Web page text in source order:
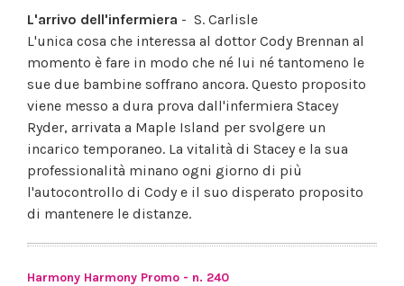
L'arrivo dell'infermiera - S. Carlisle
L'unica cosa che interessa al dottor Cody Brennan al
momento è fare in modo che né lui né tantomeno le
sue due bambine soffrano ancora. Questo proposito
viene messo a dura prova dall'infermiera Stacey
Ryder, arrivata a Maple Island per svolgere un
incarico temporaneo. La vitalità di Stacey e la sua
professionalità minano ogni giorno di più
l'autocontrollo di Cody e il suo disperato proposito
di mantenere le distanze.
Harmony Harmony Promo - n. 240